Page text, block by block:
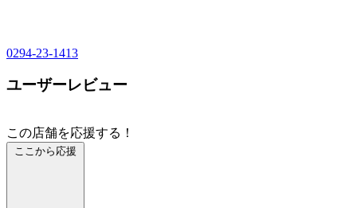
0294-23-1413
ユーザーレビュー
この店舗を応援する！
ここから応援